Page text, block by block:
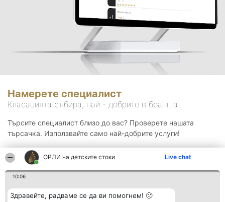
ОРЛИ на детските стоки Live chat
10:06
Здравейте, радваме се да ви помогнем! 🙂
Намерете специалист
Класацията събира, най - добрите в бранша.
Търсите специалист близо до вас? Проверете нашата
търсачка. Използвайте само най-добрите услуги!